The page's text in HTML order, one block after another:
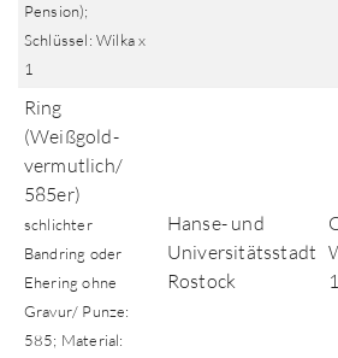
Pension);
Schlüssel: Wilka x
1
Ring
(Weißgold-
vermutlich/
585er)
schlichter
Bandring oder
Ehering ohne
Gravur/ Punze:
585; Material:
Hanse- und
Universitätsstadt
Rostock